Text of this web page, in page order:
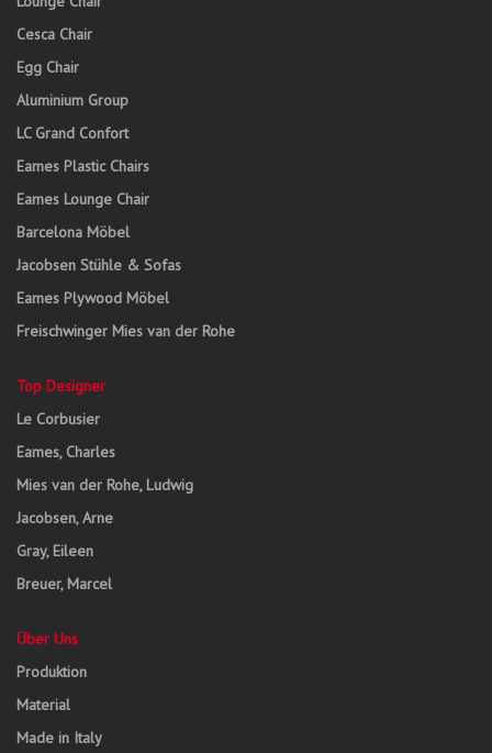
Cesca Chair
Egg Chair
Aluminium Group
LC Grand Confort
Eames Plastic Chairs
Eames Lounge Chair
Barcelona Möbel
Jacobsen Stühle & Sofas
Eames Plywood Möbel
Freischwinger Mies van der Rohe
Top Designer
Le Corbusier
Eames, Charles
Mies van der Rohe, Ludwig
Jacobsen, Arne
Gray, Eileen
Breuer, Marcel
Über Uns
Produktion
Material
Made in Italy